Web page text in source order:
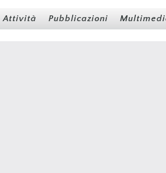
Attività Pubblicazioni